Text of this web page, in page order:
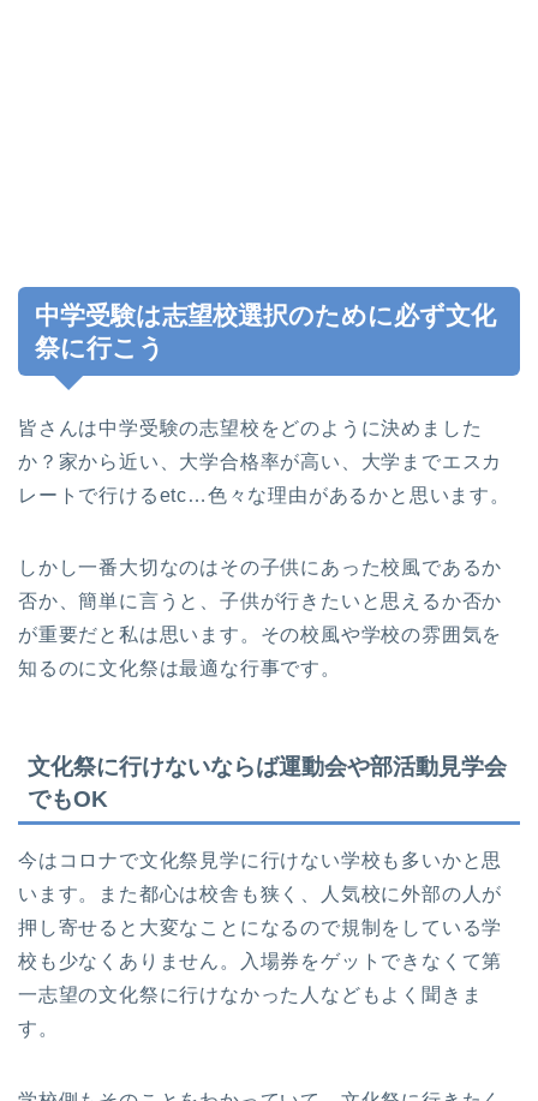
中学受験は志望校選択のために必ず文化
祭に行こう
皆さんは中学受験の志望校をどのように決めました
か？家から近い、大学合格率が高い、大学までエスカ
レートで行けるetc…色々な理由があるかと思います。
しかし一番大切なのはその子供にあった校風であるか
否か、簡単に言うと、子供が行きたいと思えるか否か
が重要だと私は思います。その校風や学校の雰囲気を
知るのに文化祭は最適な行事です。
文化祭に行けないならば運動会や部活動見学会
でもOK
今はコロナで文化祭見学に行けない学校も多いかと思
います。また都心は校舎も狭く、人気校に外部の人が
押し寄せると大変なことになるので規制をしている学
校も少なくありません。入場券をゲットできなくて第
一志望の文化祭に行けなかった人などもよく聞きま
す。